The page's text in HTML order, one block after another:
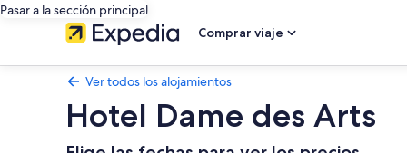
Pasar a la sección principal
Comprar viaje
Ver todos los alojamientos
Hotel Dame des Arts